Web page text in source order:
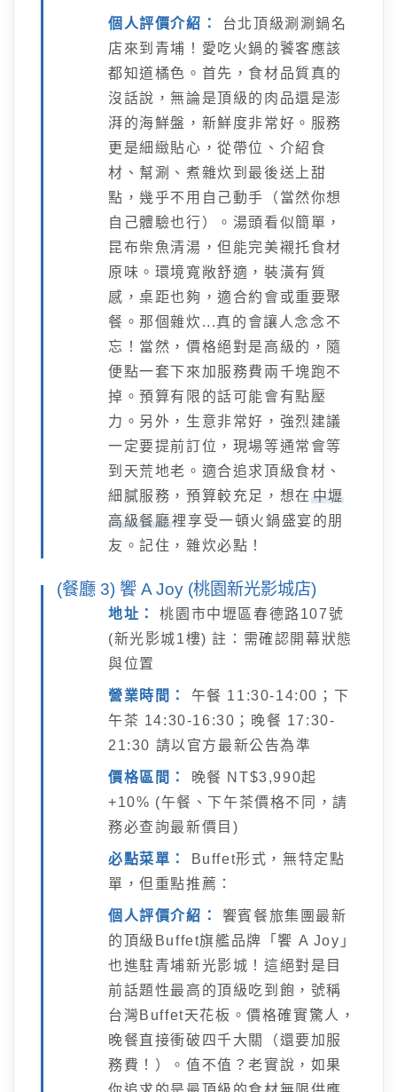
個人評價介紹：
台北頂級涮涮鍋名
店來到青埔！愛吃火鍋的饕客應該
都知道橘色。首先，食材品質真的
沒話說，無論是頂級的肉品還是澎
湃的海鮮盤，新鮮度非常好。服務
更是細緻貼心，從帶位、介紹食
材、幫涮、煮雜炊到最後送上甜
點，幾乎不用自己動手（當然你想
自己體驗也行）。湯頭看似簡單，
昆布柴魚清湯，但能完美襯托食材
原味。環境寬敞舒適，裝潢有質
感，桌距也夠，適合約會或重要聚
餐。那個雜炊...真的會讓人念念不
忘！當然，價格絕對是高級的，隨
便點一套下來加服務費兩千塊跑不
掉。預算有限的話可能會有點壓
力。另外，生意非常好，強烈建議
一定要提前訂位，現場等通常會等
到天荒地老。適合追求頂級食材、
細膩服務，預算較充足，想在 中壢
高級餐廳裡享受一頓火鍋盛宴的朋
友。記住，雜炊必點！
(餐廳 3) 饗 A Joy (桃園新光影城店)
地址：
桃園市中壢區春德路107號
(新光影城1樓) 註：需確認開幕狀態
與位置
營業時間：
午餐 11:30-14:00；下
午茶 14:30-16:30；晚餐 17:30-
21:30 請以官方最新公告為準
價格區間：
晚餐 NT$3,990起
+10% (午餐、下午茶價格不同，請
務必查詢最新價目)
必點菜單：
Buffet形式，無特定點
單，但重點推薦：
個人評價介紹：
饗賓餐旅集團最新
的頂級Buffet旗艦品牌「饗 A Joy」
也進駐青埔新光影城！這絕對是目
前話題性最高的頂級吃到飽，號稱
台灣Buffet天花板。價格確實驚人，
晚餐直接衝破四千大關（還要加服
務費！）。值不值？老實說，如果